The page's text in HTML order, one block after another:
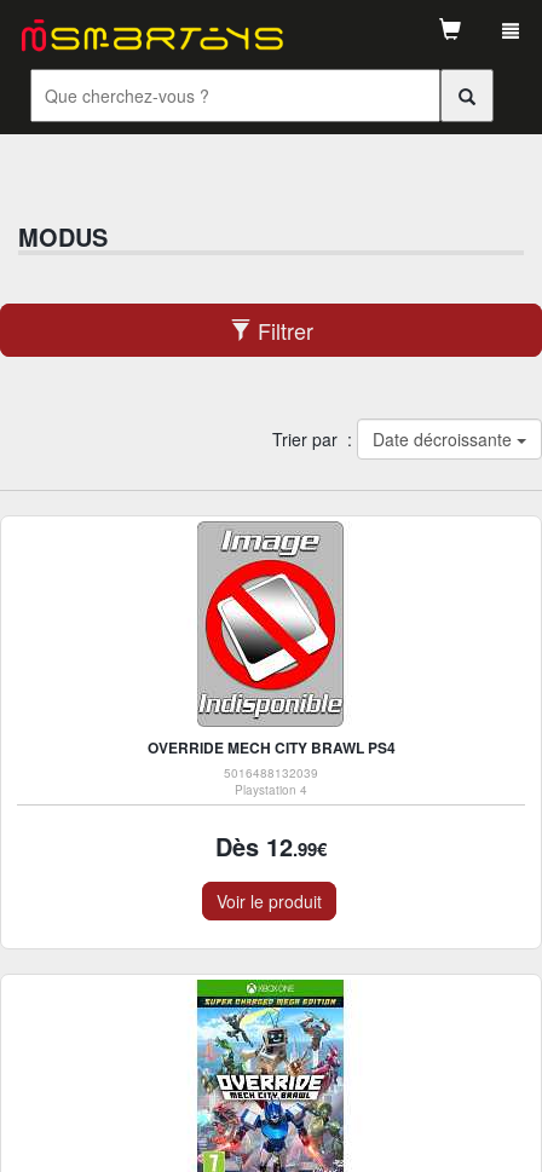
MODUS
Filtrer
Trier par : Date décroissante
OVERRIDE MECH CITY BRAWL PS4
5016488132039
Playstation 4
Dès 12.99€
Voir le produit